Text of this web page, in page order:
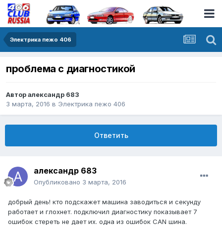
Электрика пежо 406
проблема с диагностикой
Авторалександр 683
3 марта, 2016 в Электрика пежо 406
Ответить
александр 683
Опубликовано 3 марта, 2016
добрый день! кто подскажет машина заводиться и секунду
работает и глохнет. подключил диагностику показывает 7
ошибок стереть не дает их. одна из ошибок CAN шина.